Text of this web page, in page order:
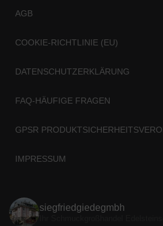
AGB
COOKIE-RICHTLINIE (EU)
DATENSCHUTZERKLÄRUNG
FAQ-HÄUFIGE FRAGEN
GPSR
IMPRESSUM
siegfriedgiedegmbh